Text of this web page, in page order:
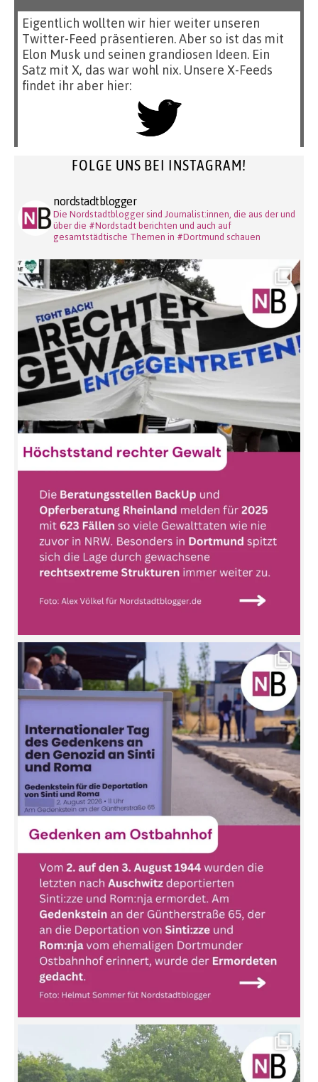
Eigentlich wollten wir hier weiter unseren
Twitter-Feed präsentieren. Aber so ist das mit
Elon Musk und seinen grandiosen Ideen. Ein
Satz mit X, das war wohl nix. Unsere X-Feeds
findet ihr aber hier:
FOLGE UNS BEI INSTAGRAM!
nordstadtblogger
Die Nordstadtblogger sind Journalist:innen, die aus der und
über die #Nordstadt berichten und auch auf
gesamtstädtische Themen in #Dortmund schauen